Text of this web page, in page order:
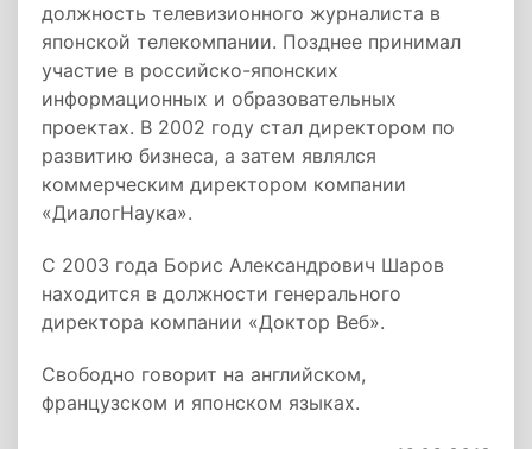
должность телевизионного журналиста в
японской телекомпании. Позднее принимал
участие в российско-японских
информационных и образовательных
проектах. В 2002 году стал директором по
развитию бизнеса, а затем являлся
коммерческим директором компании
«ДиалогНаука».
С 2003 года Борис Александрович Шаров
находится в должности генерального
директора компании «Доктор Веб».
Свободно говорит на английском,
французском и японском языках.